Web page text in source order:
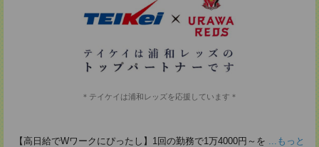
＊テイケイは浦和レッズを応援しています＊
【高日給でWワークにぴったし】1回の勤務で1万4000円～を ...もっと